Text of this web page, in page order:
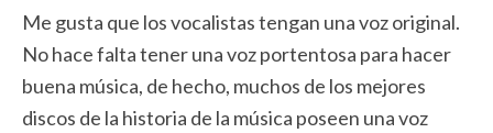
Me gusta que los vocalistas tengan una voz original.
No hace falta tener una voz portentosa para hacer
buena música, de hecho, muchos de los mejores
discos de la historia de la música poseen una voz